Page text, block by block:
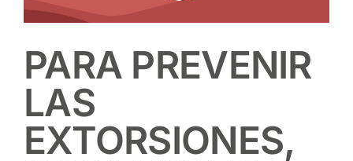
PARA PREVENIR
LAS
EXTORSIONES,